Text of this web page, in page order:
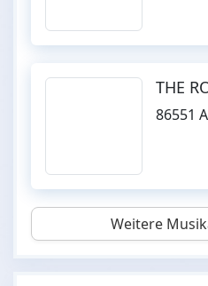
THE
86551
Weitere